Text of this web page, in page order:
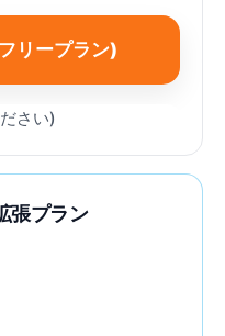
リープラン)
さい)
張プラン